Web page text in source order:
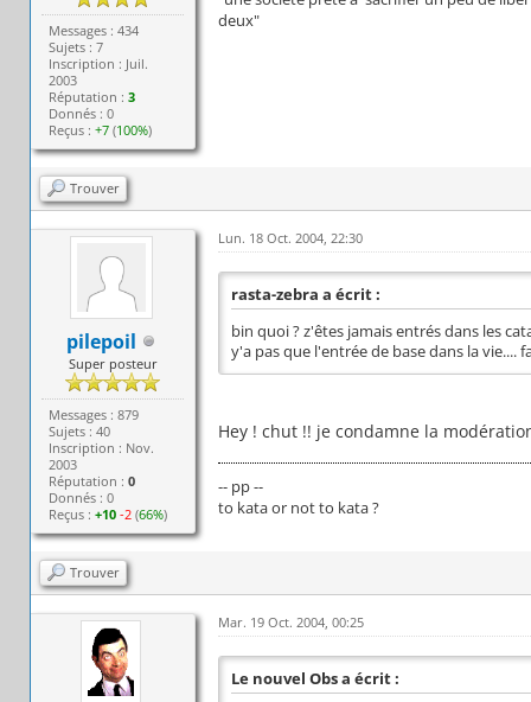
Messages : 434
Sujets : 7
Inscription : Juil.
2003
Réputation :3
Donnés : 0
Reçus :+7 (100%)
deux"
Trouver
pilepoil
Super posteur
Messages : 879
Sujets : 40
Inscription : Nov.
2003
Réputation :0
Donnés : 0
Reçus :+10 -2 (66%)
Lun. 18 Oct. 2004, 22:30
rasta-zebra a écrit :
bin quoi ? z'êtes jamais entrés dans les
y'a pas que l'entrée de base dans la
Hey ! chut !! je condamne la
-- pp --
to kata or not to kata ?
Trouver
Mar. 19 Oct. 2004, 00:25
Le nouvel Obs a écrit :